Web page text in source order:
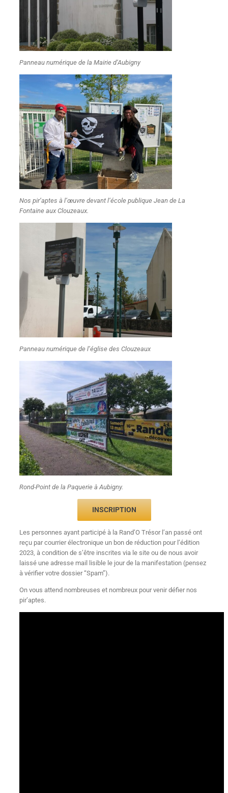
Panneau numérique de la Mairie d’Aubigny
Nos pir’aptes à l’œuvre devant l’école publique Jean de La
Fontaine aux Clouzeaux.
Panneau numérique de l’église des Clouzeaux
Rond-Point de la Paquerie à Aubigny.
INSCRIPTION
Les personnes ayant participé à la Rand’O Trésor l’an passé ont
reçu par courrier électronique un bon de réduction pour l’édition
2023, à condition de s’être inscrites via le site ou de nous avoir
laissé une adresse mail lisible le jour de la manifestation (pensez
à vérifier votre dossier “Spam”).
On vous attend nombreuses et nombreux pour venir défier nos
pir’aptes.